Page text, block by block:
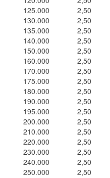
125.000
2,50
130.000
2,50
135.000
2,50
140.000
2,50
150.000
2,50
160.000
2,50
170.000
2,50
175.000
2,50
180.000
2,50
190.000
2,50
195.000
2,50
200.000
2,50
210.000
2,50
220.000
2,50
230.000
2,50
240.000
2,50
250.000
2,50